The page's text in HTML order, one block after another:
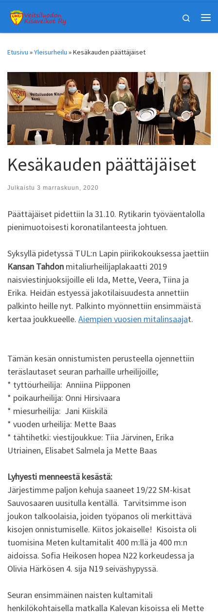
Skip to content
Search
Etusivu »Yleisurheilu »Kesäkauden päättäjäiset
Kesäkauden päättäjäiset
Julkaistu 3 marraskuun, 2020
Päättäjäiset pidettiin la 31.10. Rytikarin työväentalolla
pienimuotoisesti koronatilanteesta johtuen.
Syksyllä pidetyssä TUL:n Lapin piirikokouksessa jaettiin
Kansan Tahdon mitaliurheilijaplakaatti 2019
naisviestinjuoksijoille eli Ida, Mette, Veera, Tiina ja
Erika. Heidän estyessä jakotilaisuudesta annettiin
palkinto heille nyt. Palkinto myönnettiin ensimmäistä
kertaa joukkueelle. Aiempien vuosien mitalinsaajat.
Tämän kesän onnistumisten perusteella ojennettiin
teräslautaset seuran parhaille urheilijoille;
* tyttöurheilija: Anniina Piipponen
* poikaurheilija: Onni Hirsivaara
* miesurheilija: Jani Kiiskilä
* vuoden urheilija: Mette Baas
* tähtihetki: viestijoukkue: Tiia Järvinen, Erika
Utriainen, Elisabet Salmela ja Mette Baas
Lyhyesti menneestä kesästä:
Järjestimme paljon kehuja saaneet 19/22 SM-kisat
Sauvosaaren uusitulla kentällä. Tarvitsimme ison
joukon talkoolaisia, joiden työpanos oli merkittävä
kisojen onnistumiselle. Kiitos jokaiselle! Kisoista oli
tuomisina Meten kultamitalit 400 m:llä ja 400 m:n
aidoissa. Sofia Heikosen hopea N22 korkeudessa ja
Olivia Härkösen 4. sija N19 seiväshypyssä.
Seuran ensimmäinen naisten kultamitali
henkilökohtaisella matkalla Kalevan kisoissa eli Mette